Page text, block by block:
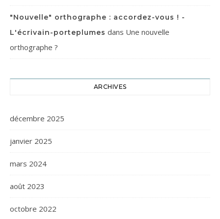
"Nouvelle" orthographe : accordez-vous ! -
L'écrivain-porteplumes dans Une nouvelle
orthographe ?
ARCHIVES
décembre 2025
janvier 2025
mars 2024
août 2023
octobre 2022